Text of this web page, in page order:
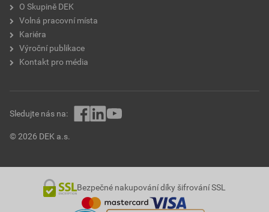
O Skupině DEK
Volná pracovní místa
Kariéra
Výroční publikace
Kontakt pro média
© 2026 DEK a.s.
Sledujte nás na:
Bezpečné nakupování díky šifrování SSL